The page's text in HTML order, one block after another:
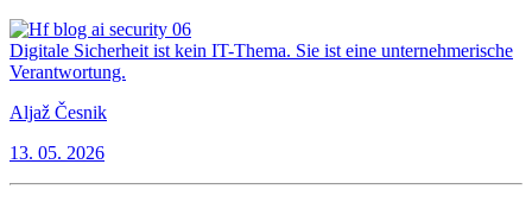
Digitale Sicherheit ist kein IT-Thema. Sie ist eine unternehmerische
Verantwortung.
Aljaž Česnik
13. 05. 2026